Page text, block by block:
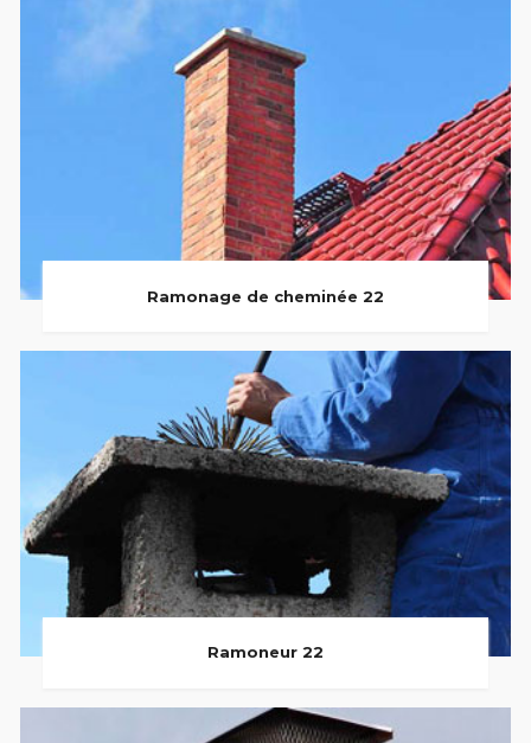
Ramonage de cheminée 22
Ramoneur 22